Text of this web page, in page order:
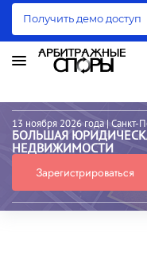
Получить демо доступ
13 ноября 2026 года | Санкт-
БОЛЬШАЯ
НЕДВИЖИМОСТИ
Зарегистрироваться